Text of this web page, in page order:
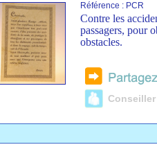
Référence : PCR
Contre les
passagers, pour
obstacles.